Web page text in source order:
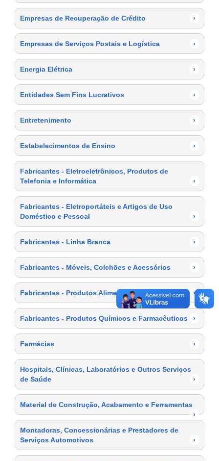
Empresas de Recuperação de Crédito ›
Empresas de Serviços Postais e Logística ›
Energia Elétrica ›
Entidades Sem Fins Lucrativos ›
Entretenimento ›
Estabelecimentos de Ensino ›
Fabricantes - Eletroeletrônicos, Produtos de
Telefonia e Informática
›
Fabricantes - Eletroportáteis e Artigos de Uso
Doméstico e Pessoal
›
Fabricantes - Linha Branca ›
Fabricantes - Móveis, Colchões e Acessórios ›
Fabricantes - Produtos Alimentícios ›
Fabricantes - Produtos Químicos e Farmacêuticos ›
Farmácias ›
Hospitais, Clínicas, Laboratórios e Outros Serviços
de Saúde
›
Material de Construção, Acabamento e Ferramentas
›
Montadoras, Concessionárias e Prestadores de
Serviços Automotivos
›